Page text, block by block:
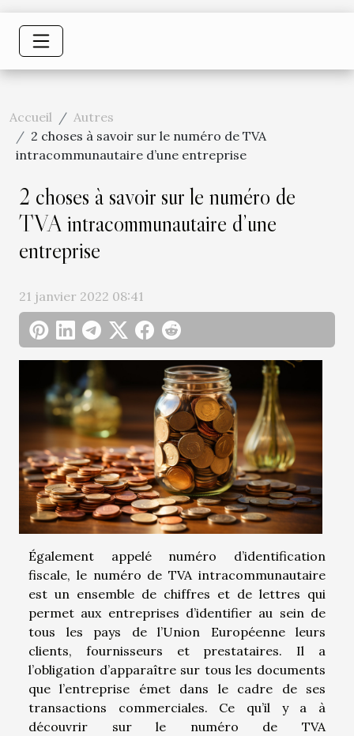
Accueil
Autres
2 choses à savoir sur le numéro de TVA
intracommunautaire d’une entreprise
2 choses à savoir sur le numéro de
TVA intracommunautaire d’une
entreprise
21 janvier 2022 08:41
Également appelé numéro d’identification
fiscale, le numéro de TVA intracommunautaire
est un ensemble de chiffres et de lettres qui
permet aux entreprises d’identifier au sein de
tous les pays de l’Union Européenne leurs
clients, fournisseurs et prestataires. Il a
l’obligation d’apparaître sur tous les documents
que l’entreprise émet dans le cadre de ses
transactions commerciales. Ce qu’il y a à
découvrir sur le numéro de TVA